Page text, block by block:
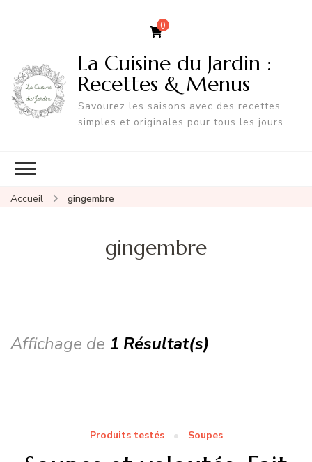
0
La Cuisine du Jardin :
Recettes & Menus
Savourez les saisons avec des recettes
simples et originales pour tous les jours
Accueil gingembre
gingembre
Affichage de 1 Résultat(s)
Produits testés Soupes